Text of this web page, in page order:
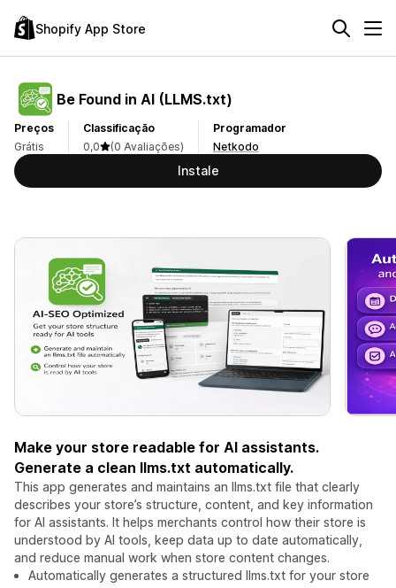
Shopify App Store
Be Found in AI (LLMS.txt)
Preços
Grátis
Classificação
0,0
(0 Avaliações)
Programador
Netkodo
Instale
Make your store readable for AI assistants.
Generate a clean llms.txt automatically.
This app generates and maintains an llms.txt file that clearly
describes your store’s structure, content, and key information
for AI assistants. It helps merchants control how their store is
understood by AI tools, keep data up to date automatically,
and reduce manual work when store content changes.
Automatically generates a structured llms.txt for your store